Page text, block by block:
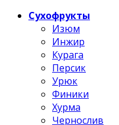
Сухофрукты
Изюм
Инжир
Курага
Персик
Урюк
Финики
Хурма
Чернослив